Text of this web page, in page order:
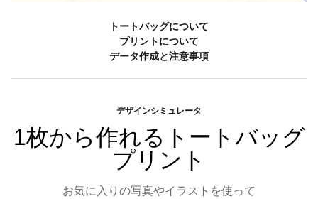
トートバッグについて
プリントについて
データ作成と注意事項
デザインシミュレータ
1枚から作れるトートバッグ
プリント
お気に入りの写真やイラストを使って